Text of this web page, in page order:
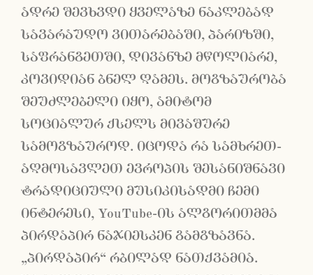
ადრე შევხვდი ყველაზე ნაკლებად
სავარაუდო ვითარებაში, პარიზში,
საფრანგეთში, დივანზე მწოლიარე,
კოვიდიან ბნელ ღამეს. მოგზაურობა
შეუძლებელი იყო, ამიტომ
სოციალურ ქსელს მივაშურე
სამოგზაუროდ. იცოდა რა სამხრეთ-
აღმოსავლეთ ევროპის შესანიშნავი
ტრადიციული მუსიკისადმი ჩემი
ინტერესი, YouTube-ის ალგორითმმა
პირდაპირ ნაჯიესკენ გამგზავნა.
„პირდაპირ“ რბილად ნათქვამია.